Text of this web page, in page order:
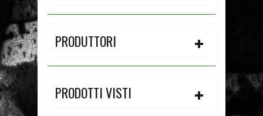
PRODUTTORI
PRODOTTI VISTI